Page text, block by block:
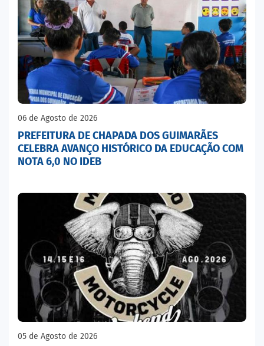
06 de Agosto de 2026
PREFEITURA DE CHAPADA DOS GUIMARÃES
CELEBRA AVANÇO HISTÓRICO DA EDUCAÇÃO COM
NOTA 6,0 NO IDEB
05 de Agosto de 2026